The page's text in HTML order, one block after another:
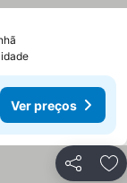
Ver preços
Partilhar